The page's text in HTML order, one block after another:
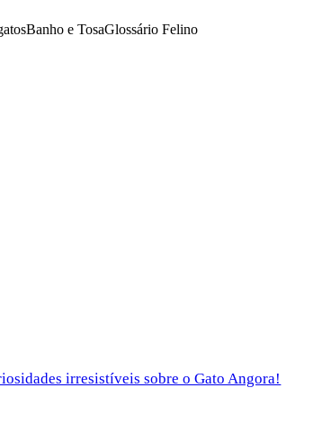
Banho e TosaGlossário Felino
irresistíveis sobre o Gato Angora!